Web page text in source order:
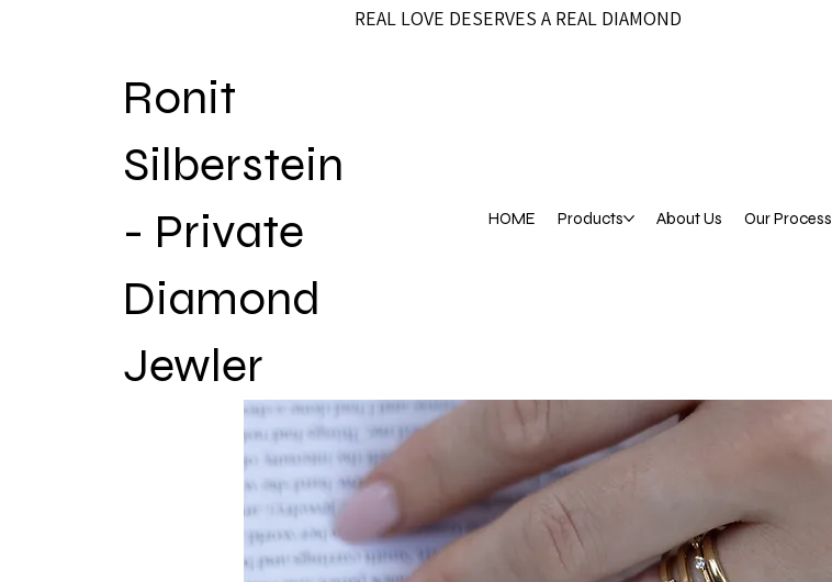
REAL LOVE DESERVES A REAL DIAMOND
Ronit
Silberstein
- Private
Diamond
Jewler
HOME Products About Us Our Process